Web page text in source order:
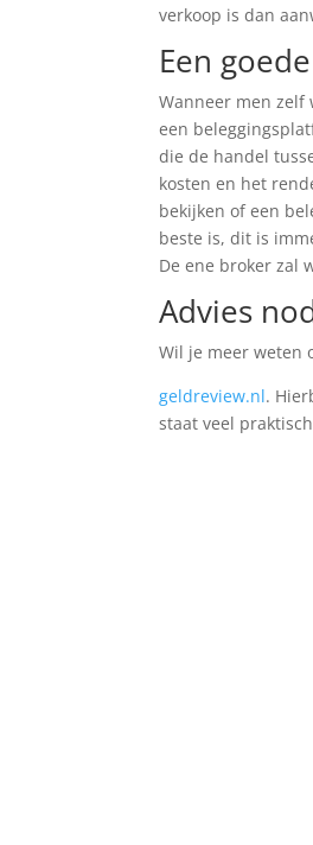
verkoop is dan
Een
Wanneer men zelf
een
die de handel
kosten en het
bekijken of een
beste is, dit is
De ene broker zal
Advies
Wil je meer weten
geldreview.nl.
staat veel